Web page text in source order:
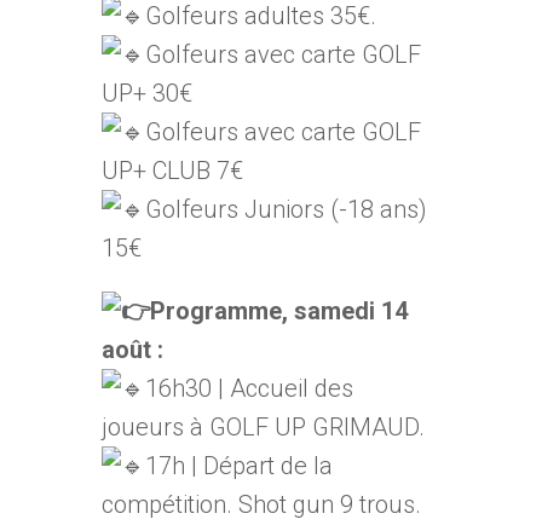
Golfeurs adultes 35€.
Golfeurs avec carte GOLF
UP+ 30€
Golfeurs avec carte GOLF
UP+ CLUB 7€
Golfeurs Juniors (-18 ans)
15€
Programme, samedi 14
août :
16h30 | Accueil des
joueurs à GOLF UP GRIMAUD.
17h | Départ de la
compétition. Shot gun 9 trous.